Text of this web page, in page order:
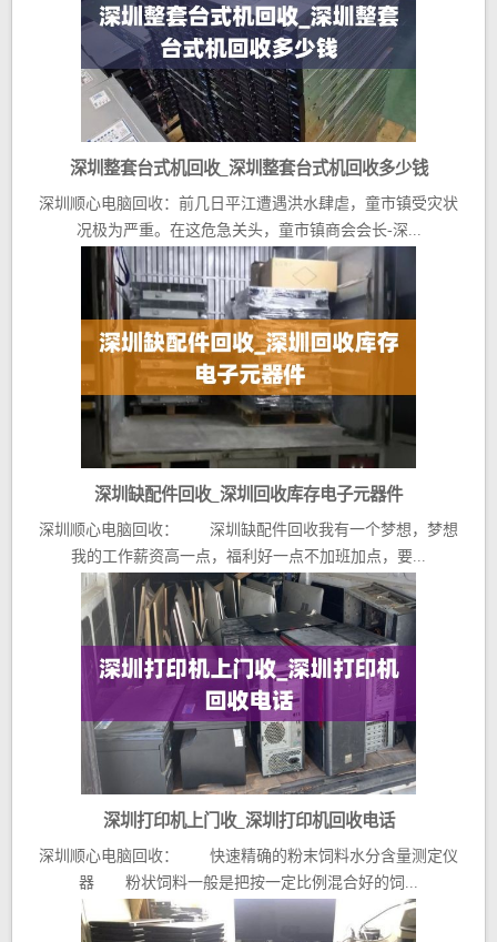
深圳整套台式机回收_深圳整套台式机回收多少钱
深圳顺心电脑回收：前几日平江遭遇洪水肆虐，童市镇受灾状
况极为严重。在这危急关头，童市镇商会会长-深...
深圳缺配件回收_深圳回收库存电子元器件
深圳顺心电脑回收： 深圳缺配件回收我有一个梦想，梦想
我的工作薪资高一点，福利好一点不加班加点，要...
深圳打印机上门收_深圳打印机回收电话
深圳顺心电脑回收： 快速精确的粉末饲料水分含量测定仪
器 粉状饲料一般是把按一定比例混合好的饲...